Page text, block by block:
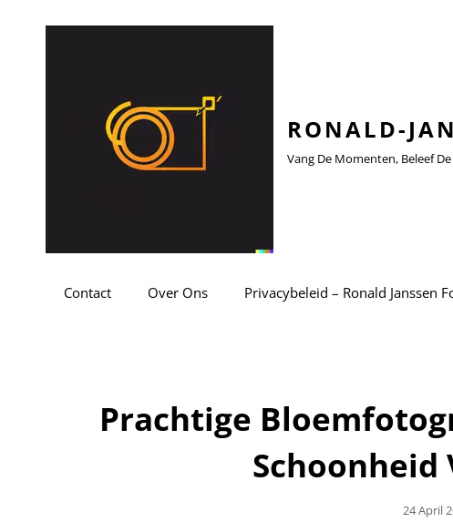
RONALD-
Vang De Momenten, Beleef
Contact Over Ons Privacybeleid – Ronald Janssen
Prachtige
Schoonheid
Geplaatst
24 April